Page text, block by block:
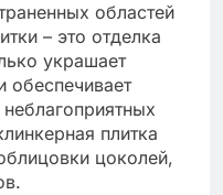
областей
– это отделка
украшает
обеспечивает
плитка
цоколей,